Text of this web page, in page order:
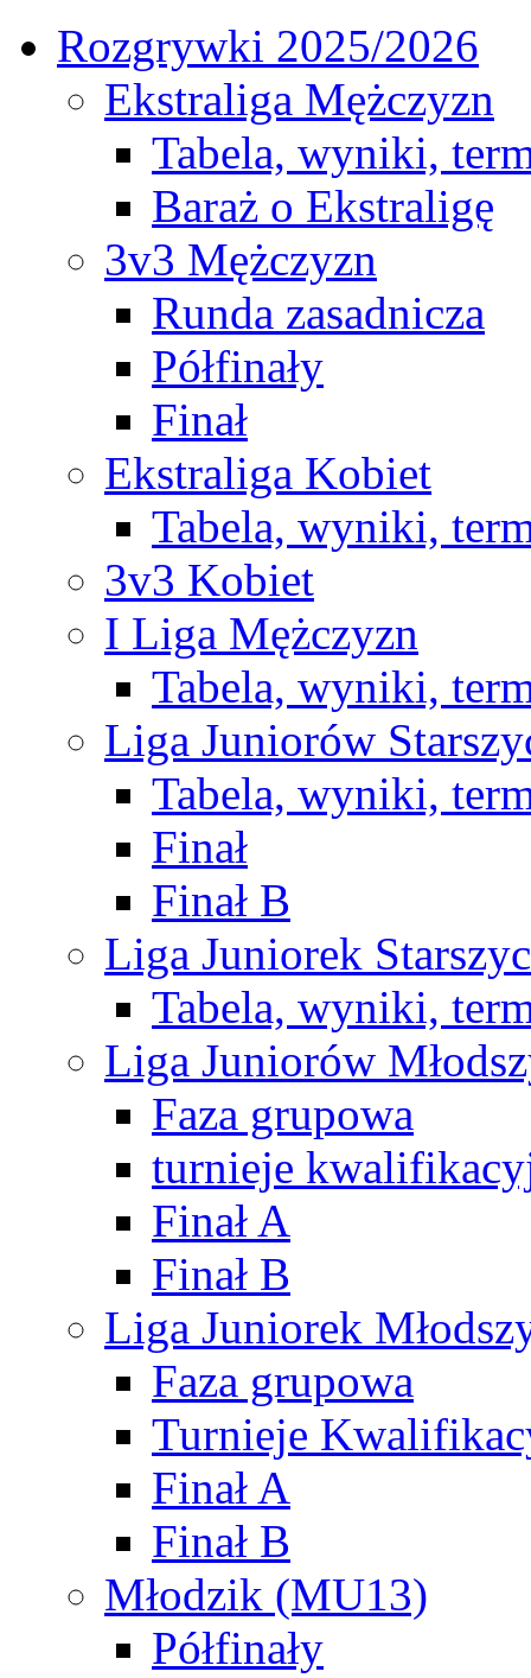
Rozgrywki 2025/2026
Ekstraliga Mężczyzn
Tabela, wyniki,
Baraż o Ekstraligę
3v3 Mężczyzn
Runda zasadnicza
Półfinały
Finał
Ekstraliga Kobiet
Tabela, wyniki,
3v3 Kobiet
I Liga Mężczyzn
Tabela, wyniki,
Liga Juniorów
Tabela, wyniki,
Finał
Finał B
Liga Juniorek
Tabela, wyniki,
Liga Juniorów
Faza grupowa
turnieje
Finał A
Finał B
Liga Juniorek
Faza grupowa
Turnieje
Finał A
Finał B
Młodzik (MU13)
Półfinały